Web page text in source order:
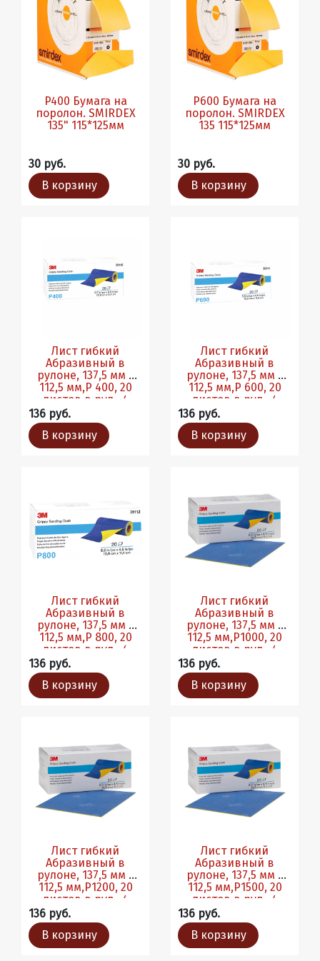
P400 Бумага на
поролон. SMIRDEX
135" 115*125мм
30 руб.
В корзину
P600 Бумага на
поролон. SMIRDEX
135 115*125мм
30 руб.
В корзину
Лист гибкий
Абразивный в
рулоне, 137,5 мм х
112,5 мм,P 400, 20
листов в рул., 4
рул./кор.
136 руб.
В корзину
Лист гибкий
Абразивный в
рулоне, 137,5 мм х
112,5 мм,P 600, 20
листов в рул., 4
рул./кор.
136 руб.
В корзину
Лист гибкий
Абразивный в
рулоне, 137,5 мм х
112,5 мм,P 800, 20
листов в рул., 4
рул./кор.
136 руб.
В корзину
Лист гибкий
Абразивный в
рулоне, 137,5 мм х
112,5 мм,P1000, 20
листов в рул., 4
рул./кор.
136 руб.
В корзину
Лист гибкий
Абразивный в
рулоне, 137,5 мм х
112,5 мм,P1200, 20
листов в рул., 4
рул./кор.
136 руб.
В корзину
Лист гибкий
Абразивный в
рулоне, 137,5 мм х
112,5 мм,P1500, 20
листов в рул., 4
рул./кор.
136 руб.
В корзину